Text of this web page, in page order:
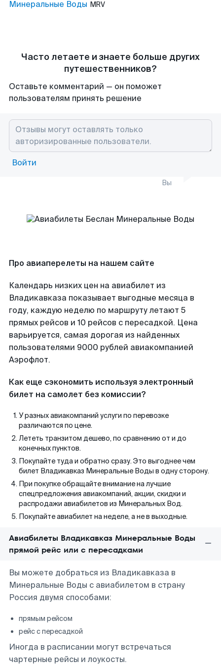
Минеральные Воды MRV
Часто летаете и знаете больше других
путешественников?
Оставьте комментарий — он поможет
пользователям принять решение
Войти
Вы
Про авиаперелеты на нашем сайте
Календарь низких цен на авиабилет из
Владикавказа показывает выгодные месяца в
году, каждую неделю по маршруту летают 5
прямых рейсов и 10 рейсов с пересадкой. Цена
варьируется, самая дорогая из найденных
пользователями 9000 рублей авиакомпанией
Аэрофлот.
Как еще сэкономить используя электронный
билет на самолет без комиссии?
У разных авиакомпаний услуги по перевозке
различаются по цене.
Лететь транзитом дешево, по сравнению от и до
конечных пунктов.
Покупайте туда и обратно сразу. Это выгоднее чем
билет Владикавказ Минеральные Воды в одну сторону.
При покупке обращайте внимание на лучшие
спецпредложения авиакомпаний, акции, скидки и
распродажи авиабилетов из Минеральных Вод.
Покупайте авиабилет на неделе, а не в выходные.
Авиабилеты Владикавказ Минеральные Воды
прямой рейс или с пересадками
Вы можете добраться из Владикавказа в
Минеральные Воды с авиабилетом в страну
Россия двумя способами:
прямым рейсом
рейс с пересадкой
Иногда в расписании могут встречаться
чартерные рейсы и лоукосты.